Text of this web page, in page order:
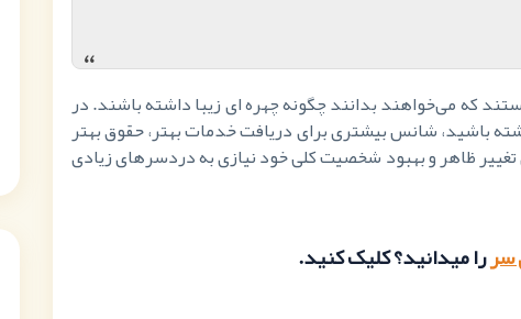
“
که می‌خواهند بدانند چگونه چهره ای زیبا داشته باشند. در
باشید، شانس بیشتری برای دریافت خدمات بهتر، حقوق بهتر
تغییر ظاهر و بهبود شخصیت کلی خود نیازی به دردسرهای زیادی
سررا میدانید؟کلیککنید.